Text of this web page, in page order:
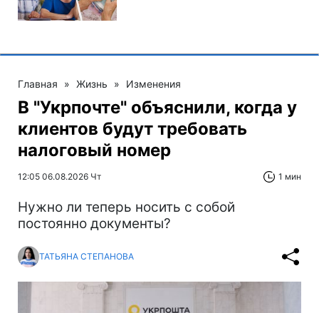
Главная » Жизнь » Изменения
В "Укрпочте" объяснили, когда у
клиентов будут требовать
налоговый номер
12:05 06.08.2026 Чт 1 мин
Нужно ли теперь носить с собой
постоянно документы?
ТАТЬЯНА СТЕПАНОВА